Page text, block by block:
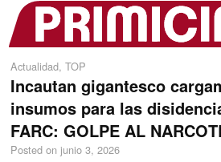
Actualidad, TOP
Incautan gigantesco
insumos para las
FARC: GOLPE AL
Posted on junio 3, 2026